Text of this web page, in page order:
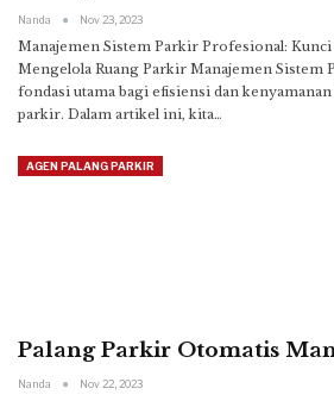
Nanda Nov 23, 2023
Manajemen Sistem Parkir Profesional: Kunci
Mengelola Ruang Parkir Manajemen Sistem
fondasi utama bagi efisiensi dan
parkir. Dalam artikel ini, kita…
AGEN PALANG PARKIR
Palang Parkir Otomatis
Nanda Nov 22, 2023